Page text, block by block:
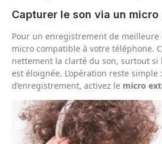
Capturer le son via un micro
Pour un enregistrement de
micro compatible à votre téléphone.
nettement la clarté du son, surtout si
est éloignée. L’opération reste simple
d’enregistrement, activez le micro